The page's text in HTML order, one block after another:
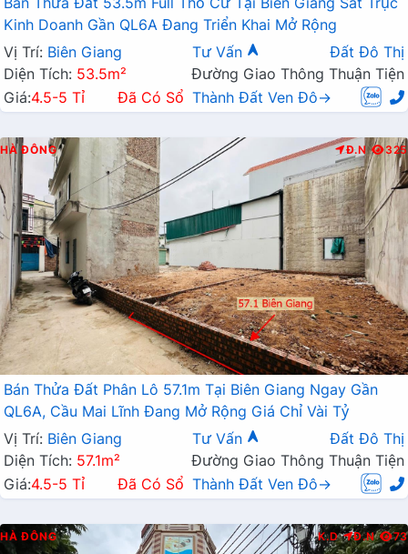
Kinh Doanh Gần QL6A Đang Triển Khai Mở Rộng
Vị Trí: Biên Giang Tư Vấn
Đất Đô Thị
Diện Tích: 53.5m²
Đường Giao Thông Thuận Tiện
Giá:4.5-5 Tỉ Đã Có Sổ Thành Đất Ven Đô→
HÀ ĐÔNG Đ.N 325
Bán Thửa Đất Phân Lô 57.1m Tại Biên Giang Ngay Gần
QL6A, Cầu Mai Lĩnh Đang Mở Rộng Giá Chỉ Vài Tỷ
Vị Trí: Biên Giang Tư Vấn
Đất Đô Thị
Diện Tích: 57.1m²
Đường Giao Thông Thuận Tiện
Giá:4.5-5 Tỉ Đã Có Sổ Thành Đất Ven Đô→
HÀ ĐÔNG K.D Đ.N 73